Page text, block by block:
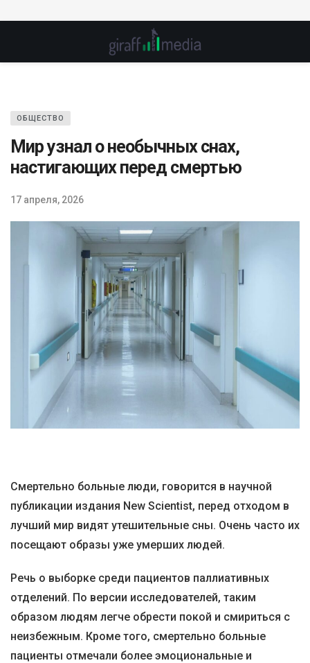
ОБЩЕСТВО
Мир узнал о необычных снах,
настигающих перед смертью
17 апреля, 2026
Смертельно больные люди, говорится в научной
публикации издания New Scientist, перед отходом в
лучший мир видят утешительные сны. Очень часто их
посещают образы уже умерших людей.
Речь о выборке среди пациентов паллиативных
отделений. По версии исследователей, таким
образом людям легче обрести покой и смириться с
неизбежным. Кроме того, смертельно больные
пациенты отмечали более эмоциональные и